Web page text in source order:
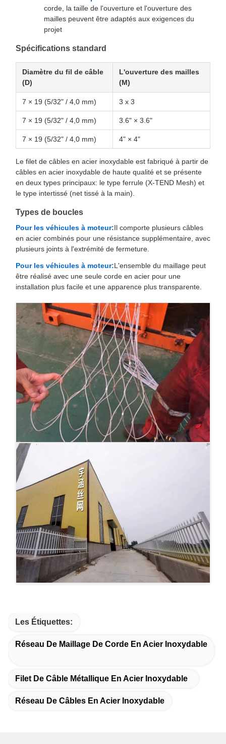
corde, la taille de l'ouverture et l'ouverture des
mailles peuvent être adaptés aux exigences du
projet
Spécifications standard
Diamètre du fil de câble
(D)
L'ouverture des mailles
(M)
7 × 19 (5/32" / 4,0 mm) 3 x 3
7 × 19 (5/32" / 4,0 mm) 3.6" × 3.6"
7 × 19 (5/32" / 4,0 mm) 4" × 4"
Le filet de câbles en acier inoxydable est fabriqué à partir de
câbles en acier inoxydable de haute qualité et se présente
en deux types principaux: le type ferrule (X-TEND Mesh) et
le type intertissé (net tissé à la main).
Types de boucles
Pour les véhicules à moteur:Il comporte plusieurs câbles
en acier combinés pour une résistance supplémentaire, avec
plusieurs joints à l'extrémité de fermeture.
Pour les véhicules à moteur:L'ensemble du maillage peut
être réalisé avec une seule corde en acier pour une
installation plus facile et une apparence plus transparente.
Les Étiquettes:
Réseau De Maillage De Corde En Acier Inoxydable
Filet De Câble Métallique En Acier Inoxydable
Réseau De Câbles En Acier Inoxydable